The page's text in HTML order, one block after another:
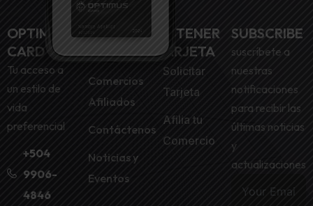
OPTIMUS
CARD
Tu acceso a
un estilo de
vida
preferencial
+504
9906-
4846
MENU
Inicio
Comercios
Afiliados
Contáctenos
Noticias y
Eventos
OBTENER
TARJETA
Solicitar
Tarjeta
Afilia tu
Comercio
SUBSCRIBE
suscríbete a
nuestras
notificaciones
para recibir las
últimas noticias
y
actualizaciones